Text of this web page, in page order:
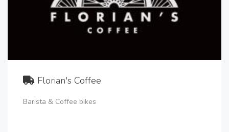
Florian's Coffee
Barista & Coffee bikes